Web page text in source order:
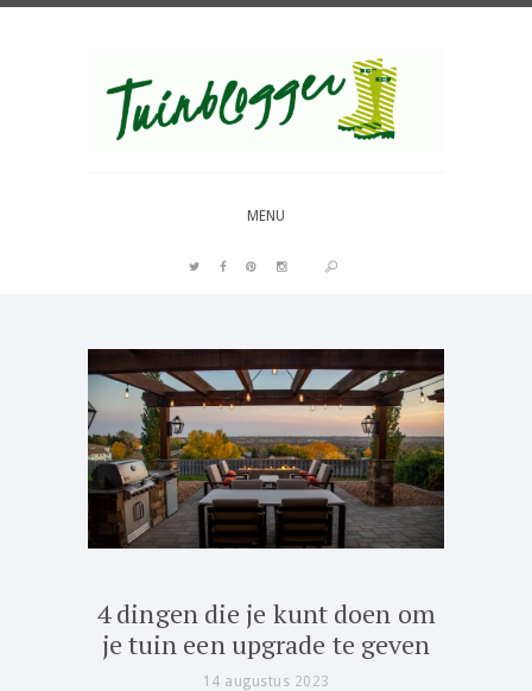
MENU
4 dingen die je kunt doen om
je tuin een upgrade te geven
14 augustus 2023